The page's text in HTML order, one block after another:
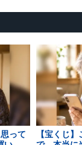
って
【宝くじ